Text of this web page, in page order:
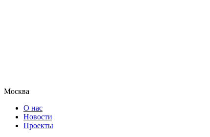
Москва
О нас
Новости
Проекты